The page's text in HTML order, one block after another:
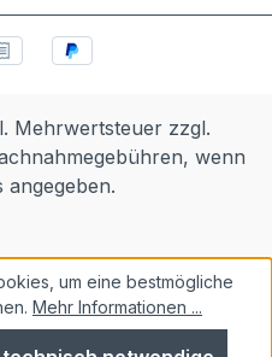
Mehrwertsteuer zzgl.
wenn
angegeben.
um eine bestmögliche
Mehr Informationen ...